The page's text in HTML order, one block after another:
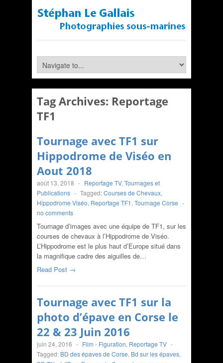
Tag Archives: Reportage
TF1
Tournage avec TF1 sur
Hippodrome de Viséo en
Aout 2018
août 13, 2018 - Reportage TV, Tournages et
Publications - Tagged:Courses de Chevaux,
Hippodrome Viséo, Reportage TF1, Tournage Corse -
no comments
Tournage d’images avec une équipe de TF1, sur les
courses de chevaux à l’Hippodrome de Viséo.
L’Hippodrome est le plus haut d’Europe situé dans
la magnifique cadre des aiguilles de…
Read Post →
Tournage avec TF1 sur la
photo d’épave en Corse le
22 & 23 Juin 2016
juin 24, 2016 - Film - Figuration, Reportage TV -
Tagged: BD des épaves de Corse, Bd sur les épaves,